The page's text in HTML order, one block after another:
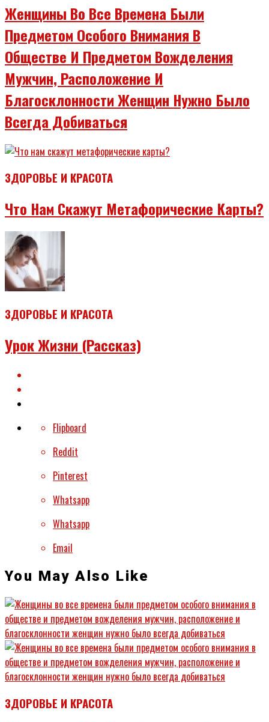
Женщины Во Все Времена Были
Предметом Особого Внимания В
Обществе И Предметом Вожделения
Мужчин, Расположение И
Благосклонности Женщин Нужно Было
Всегда Добиваться
ЗДОРОВЬЕ И КРАСОТА
Что Нам Скажут Метафорические Карты?
ЗДОРОВЬЕ И КРАСОТА
Урок Жизни (рассказ)
Flipboard
Reddit
Pinterest
Whatsapp
Whatsapp
Email
You May Also Like
ЗДОРОВЬЕ И КРАСОТА